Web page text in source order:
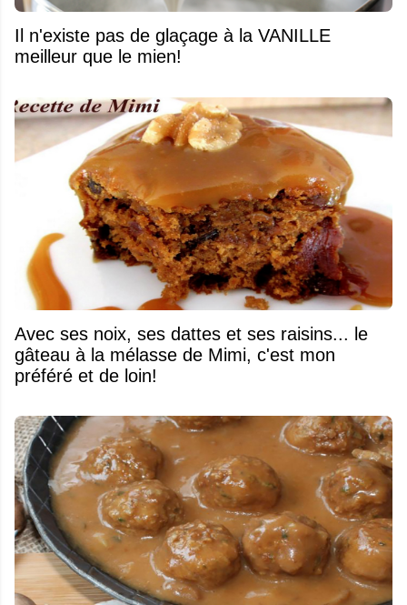
Il n'existe pas de glaçage à la VANILLE
meilleur que le mien!
Avec ses noix, ses dattes et ses raisins... le
gâteau à la mélasse de Mimi, c'est mon
préféré et de loin!